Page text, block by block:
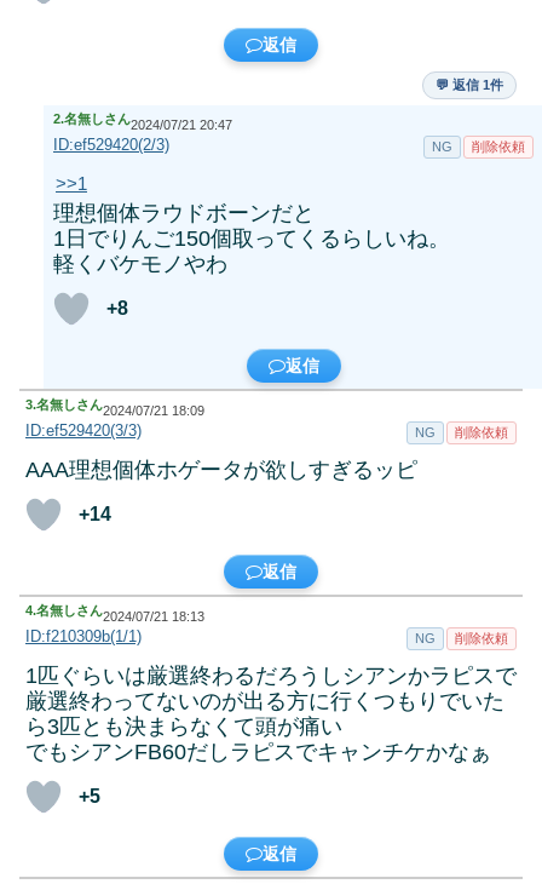
返信
💬 返信 1件
2.名無しさん2024/07/21 20:47
ID:ef529420(2/3) NG 削除依頼
>>1
理想個体ラウドボーンだと
1日でりんご150個取ってくるらしいね。
軽くバケモノやわ
+8
返信
3.名無しさん2024/07/21 18:09
ID:ef529420(3/3) NG 削除依頼
AAA理想個体ホゲータが欲しすぎるッピ
+14
返信
4.名無しさん2024/07/21 18:13
ID:f210309b(1/1) NG 削除依頼
1匹ぐらいは厳選終わるだろうしシアンかラピスで
厳選終わってないのが出る方に行くつもりでいた
ら3匹とも決まらなくて頭が痛い
でもシアンFB60だしラピスでキャンチケかなぁ
+5
返信